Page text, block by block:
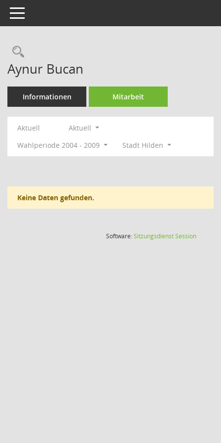
Toggle navigation
Rechercheauswahl
Aynur Bucan
Informationen Mitarbeit
Aktuell
Aktuell
Wahlperiode 2004 - 2009
Stadt Hilden
Keine Daten gefunden.
Software:SitzungsdienstSession(Wird in